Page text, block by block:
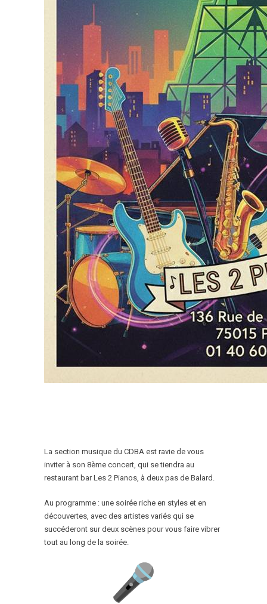
La section musique du CDBA est ravie de vous
inviter à son 8ème concert, qui se tiendra au
restaurant bar Les 2 Pianos, à deux pas de Balard.
Au programme : une soirée riche en styles et en
découvertes, avec des artistes variés qui se
succéderont sur deux scènes pour vous faire vibrer
tout au long de la soirée.